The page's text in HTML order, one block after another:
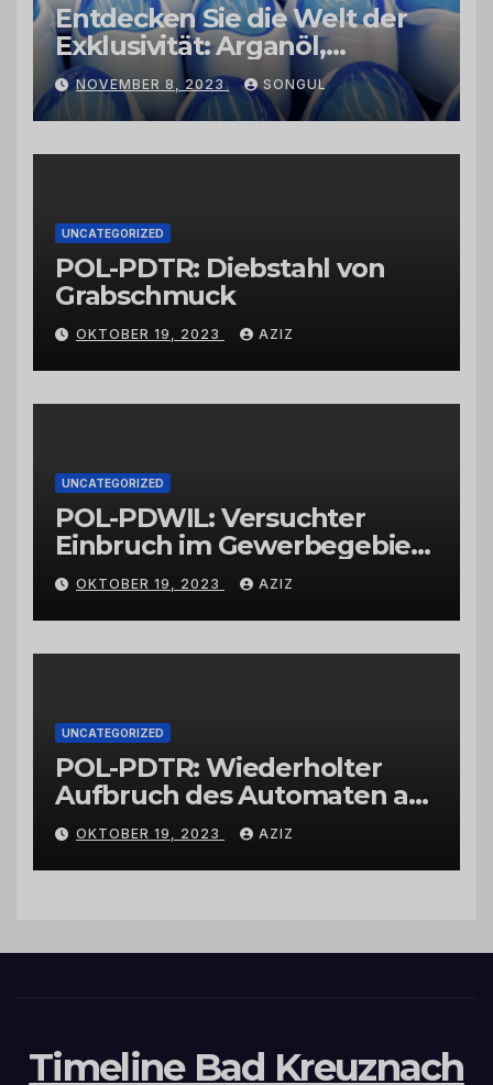
Entdecken Sie die Welt der
Exklusivität: Arganöl,
Kaktusfeigenkernöl und
Schwarzkümmelöl von
vertrauenswürdigen
Großhändlern und Anbietern
NOVEMBER 8, 2023 SONGUL
UNCATEGORIZED
POL-PDTR: Diebstahl von
Grabschmuck
OKTOBER 19, 2023 AZIZ
UNCATEGORIZED
POL-PDWIL: Versuchter
Einbruch im Gewerbegebiet
Wittlich
OKTOBER 19, 2023 AZIZ
UNCATEGORIZED
POL-PDTR: Wiederholter
Aufbruch des Automaten am
Wohnmobilstellplatz in
Hermeskeil am Labachweg
OKTOBER 19, 2023 AZIZ
Timeline Bad Kreuznach